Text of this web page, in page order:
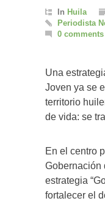
In Huila
Periodista
0 comments
Una
Joven ya se
territorio
de vida: se
En el centro
Gobernación
estrategia
fortalecer el